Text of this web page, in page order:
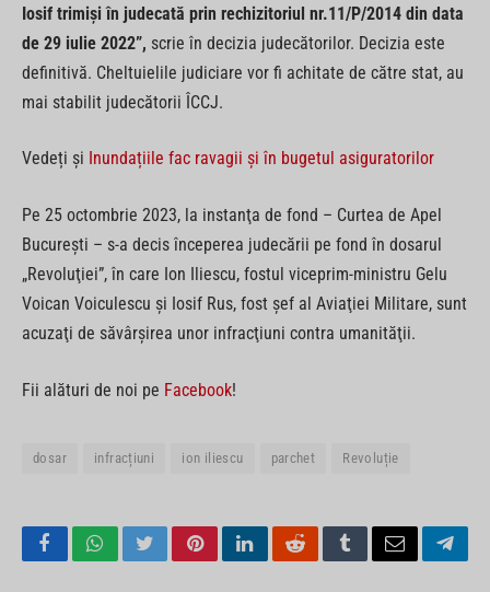
Iosif trimişi în judecată prin rechizitoriul nr.11/P/2014 din data
de 29 iulie 2022”, scrie în decizia judecătorilor. Decizia este
definitivă. Cheltuielile judiciare vor fi achitate de către stat, au
mai stabilit judecătorii ÎCCJ.
Vedeți și Inundațiile fac ravagii și în bugetul asiguratorilor
Pe 25 octombrie 2023, la instanţa de fond – Curtea de Apel
Bucureşti – s-a decis începerea judecării pe fond în dosarul
„Revoluţiei”, în care Ion Iliescu, fostul viceprim-ministru Gelu
Voican Voiculescu şi Iosif Rus, fost şef al Aviaţiei Militare, sunt
acuzaţi de săvârşirea unor infracţiuni contra umanităţii.
Fii alături de noi pe Facebook!
dosar infracțiuni ion iliescu parchet Revoluție
FacebookWhatsApp
TwitterPinterestLinkedInRedditTumblrEmail